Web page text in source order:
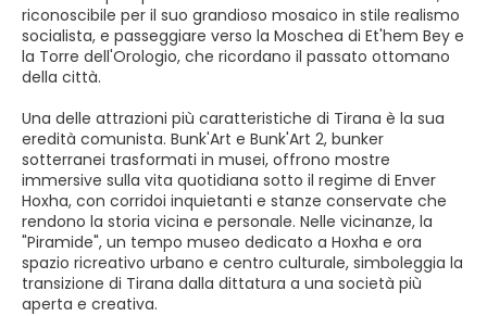
riconoscibile per il suo grandioso mosaico in stile realismo
socialista, e passeggiare verso la Moschea di Et'hem Bey e
la Torre dell'Orologio, che ricordano il passato ottomano
della città.
Una delle attrazioni più caratteristiche di Tirana è la sua
eredità comunista. Bunk'Art e Bunk'Art 2, bunker
sotterranei trasformati in musei, offrono mostre
immersive sulla vita quotidiana sotto il regime di Enver
Hoxha, con corridoi inquietanti e stanze conservate che
rendono la storia vicina e personale. Nelle vicinanze, la
"Piramide", un tempo museo dedicato a Hoxha e ora
spazio ricreativo urbano e centro culturale, simboleggia la
transizione di Tirana dalla dittatura a una società più
aperta e creativa.